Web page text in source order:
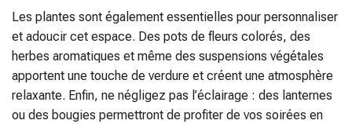
Les plantes sont également essentielles pour personnaliser
et adoucir cet espace. Des pots de fleurs colorés, des
herbes aromatiques et même des suspensions végétales
apportent une touche de verdure et créent une atmosphère
relaxante. Enfin, ne négligez pas l’éclairage : des lanternes
ou des bougies permettront de profiter de vos soirées en